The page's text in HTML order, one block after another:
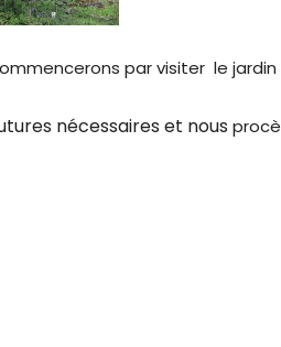
par visiter le
nécessaires et nous